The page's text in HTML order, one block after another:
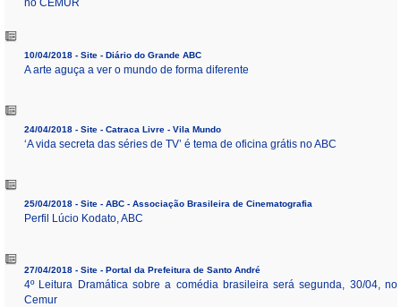
no CEMUR
10/04/2018 - Site - Diário do Grande ABC
A arte aguça a ver o mundo de forma diferente
24/04/2018 - Site - Catraca Livre - Vila Mundo
‘A vida secreta das séries de TV’ é tema de oficina grátis no ABC
25/04/2018 - Site - ABC - Associação Brasileira de Cinematografia
Perfil Lúcio Kodato, ABC
27/04/2018 - Site - Portal da Prefeitura de Santo André
4º Leitura Dramática sobre a comédia brasileira será segunda, 30/04, no
Cemur